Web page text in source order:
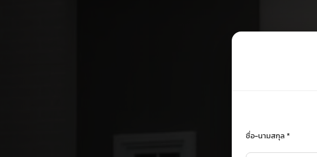
ชื่อ-นามสกุล *